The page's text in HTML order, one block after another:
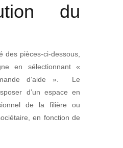
du
des pièces-ci-dessous,
en sélectionnant «
d’aide ». Le
d’un espace en
de la filière ou
en fonction de